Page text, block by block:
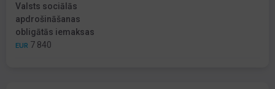
Valsts sociālās
apdrošināšanas
obligātās iemaksas
EUR 7 840